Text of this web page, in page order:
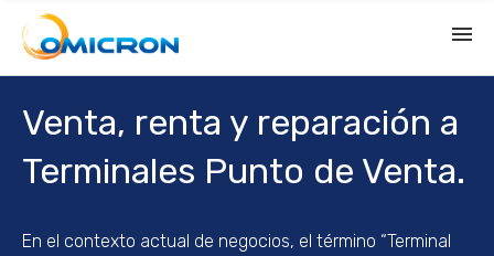
Nosotros
Servicio a redes de TPV
Soluciones medios de pago
Venta, renta y reparación a
Terminales Punto de Venta.
En el contexto actual de negocios, el término “Terminal